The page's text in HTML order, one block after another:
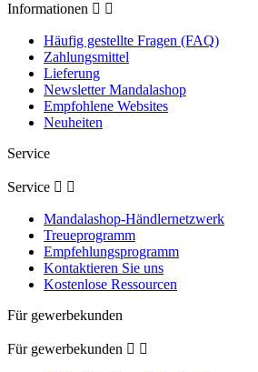
Informationen  
Häufig gestellte Fragen (FAQ)
Zahlungsmittel
Lieferung
Newsletter Mandalashop
Empfohlene Websites
Neuheiten
Service
Service  
Mandalashop-Händlernetzwerk
Treueprogramm
Empfehlungsprogramm
Kontaktieren Sie uns
Kostenlose Ressourcen
Für gewerbekunden
Für gewerbekunden  